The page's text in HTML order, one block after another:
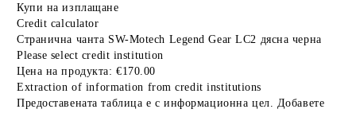
Купи на изплащане
Credit calculator
Странична чанта SW-Motech Legend Gear LC2 дясна черна
Please select credit institution
Цена на продукта: €170.00
Extraction of information from credit institutions
Предоставената таблица е с информационна цел. Добавете